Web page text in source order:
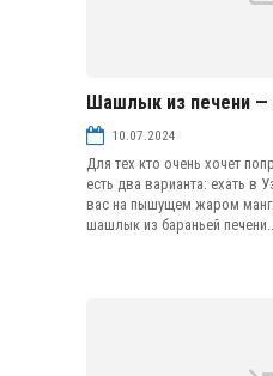
Шашлык из печени —
10.07.2024
Для тех кто очень хочет
есть два варианта: ехать в
вас на пышущем жаром
шашлык из бараньей печени...